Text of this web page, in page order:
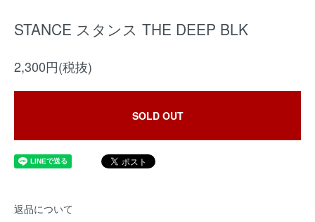
STANCE スタンス THE DEEP BLK
2,300円(税抜)
SOLD OUT
返品について